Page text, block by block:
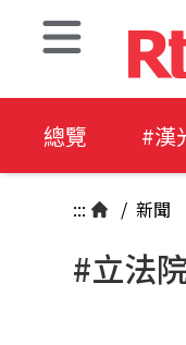
總覽 #漢
::: / 新聞
#立法